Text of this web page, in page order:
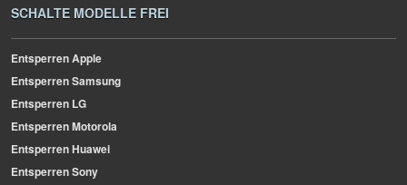
SCHALTE MODELLE FREI
Entsperren Apple
Entsperren Samsung
Entsperren LG
Entsperren Motorola
Entsperren Huawei
Entsperren Sony